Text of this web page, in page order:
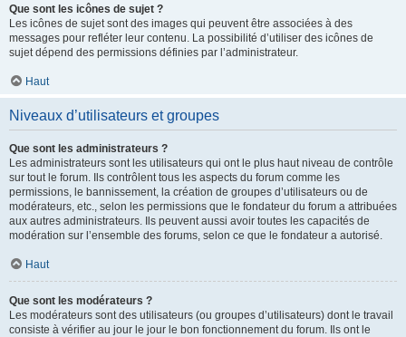
Que sont les icônes de sujet ?
Les icônes de sujet sont des images qui peuvent être associées à des
messages pour refléter leur contenu. La possibilité d’utiliser des icônes de
sujet dépend des permissions définies par l’administrateur.
Haut
Niveaux d’utilisateurs et groupes
Que sont les administrateurs ?
Les administrateurs sont les utilisateurs qui ont le plus haut niveau de contrôle
sur tout le forum. Ils contrôlent tous les aspects du forum comme les
permissions, le bannissement, la création de groupes d’utilisateurs ou de
modérateurs, etc., selon les permissions que le fondateur du forum a attribuées
aux autres administrateurs. Ils peuvent aussi avoir toutes les capacités de
modération sur l’ensemble des forums, selon ce que le fondateur a autorisé.
Haut
Que sont les modérateurs ?
Les modérateurs sont des utilisateurs (ou groupes d’utilisateurs) dont le travail
consiste à vérifier au jour le jour le bon fonctionnement du forum. Ils ont le